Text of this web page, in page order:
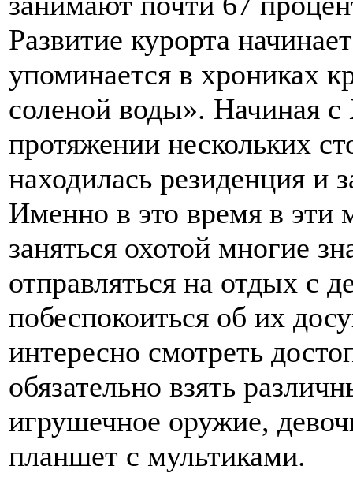
Развитие курорта
упоминается в хрониках
соленой воды». Начиная
протяжении нескольких
находилась резиденция и
Именно в это время в эти
заняться охотой многие
отправляться на отдых с
побеспокоиться об их
интересно смотреть
обязательно взять
игрушечное оружие,
планшет с мультиками.